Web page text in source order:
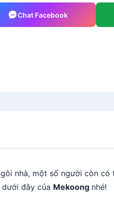
Chat Facebook
nhà, một số người còn có
đây của Mekoong nhé!